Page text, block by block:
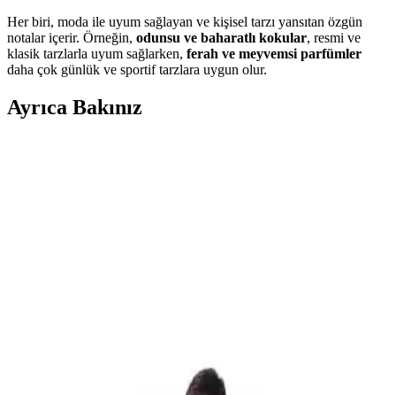
Her biri, moda ile uyum sağlayan ve kişisel tarzı yansıtan özgün
notalar içerir. Örneğin, odunsu ve baharatlı kokular, resmi ve
klasik tarzlarla uyum sağlarken, ferah ve meyvemsi parfümler
daha çok günlük ve sportif tarzlara uygun olur.
Ayrıca Bakınız
pamuklu kıyafetler ve hafif ayakkabılar yaz gardırobunun temelini